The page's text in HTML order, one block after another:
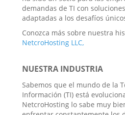
demandas de TI con
adaptadas a los desafíos
Conozca más sobre nuestra
NetcroHosting LLC,
NUESTRA INDUSTRIA
Sabemos que el mundo de la
Información (TI) está
NetcroHosting lo sabe muy